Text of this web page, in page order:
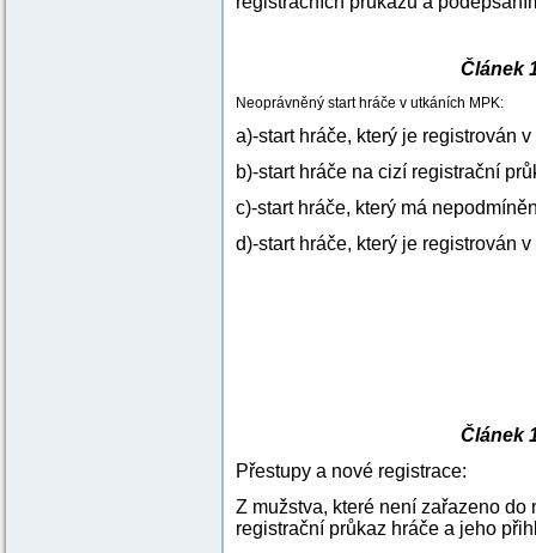
Článek
Neoprávněný start hráče v utkáních MPK:
a)-start hráče, který je registrován
b)-start hráče na cizí registrační
c)-start hráče, který má
d)-start hráče, který je registrován
Článek
Přestupy a nové registrace:
Z mužstva, které není zařazeno
registrační průkaz hráče a jeho